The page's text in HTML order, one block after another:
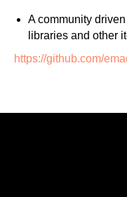
A community
libraries and other
https://github.com/